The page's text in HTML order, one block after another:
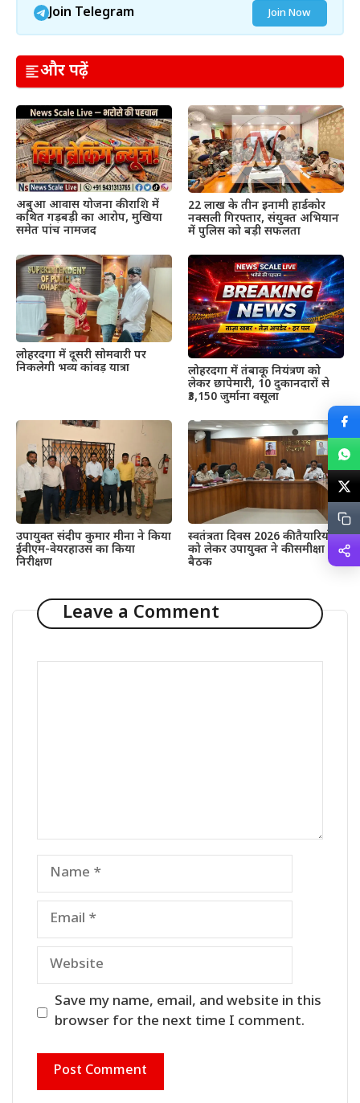
Join Telegram Join Now
और पढ़ें
अबुआ आवास योजना की राशि में
कथित गड़बड़ी का आरोप, मुखिया
समेत पांच नामजद
22 लाख के तीन इनामी हार्डकोर
नक्सली गिरफ्तार, संयुक्त अभियान
में पुलिस को बड़ी सफलता
लोहरदगा में दूसरी सोमवारी पर
निकलेगी भव्य कांवड़ यात्रा
लोहरदगा में तंबाकू नियंत्रण को
लेकर छापेमारी, 10 दुकानदारों से
₹3,150 जुर्माना वसूला
उपायुक्त संदीप कुमार मीना ने किया
ईवीएम-वेयरहाउस का किया
निरीक्षण
स्वतंत्रता दिवस 2026 की तैयारियों
को लेकर उपायुक्त ने की समीक्षा
बैठक
Leave a Comment
Name
Email
Website
Save my name, email, and website in this
browser for the next time I comment.